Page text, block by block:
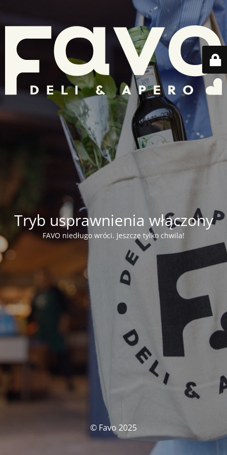
Tryb usprawnienia włączony
FAVO niedługo wróci. Jeszcze tylko chwila!
© Favo 2025